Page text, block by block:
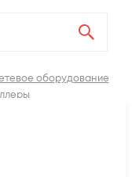
оборудование